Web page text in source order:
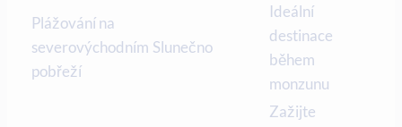
Plážování na
severovýchodním
pobřeží
Slunečno
Ideální
destinace
během
monzunu
Zažijte